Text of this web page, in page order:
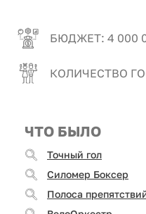
БЮДЖЕТ: 4 000
КОЛИЧЕСТВО
ЧТО БЫЛО
Точный гол
Силомер Боксер
Полоса